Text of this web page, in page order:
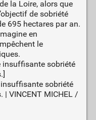
la Loire, alors que
de sobriété
695 hectares par an.
en
le
insuffisante sobriété
insuffisante sobriété
| VINCENT MICHEL /